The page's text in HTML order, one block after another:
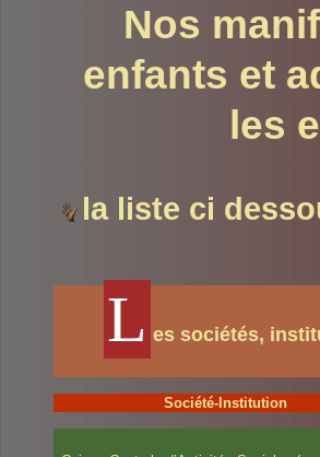
Nos
enfants et
les
la liste ci
L es sociétés,
Société-Institution